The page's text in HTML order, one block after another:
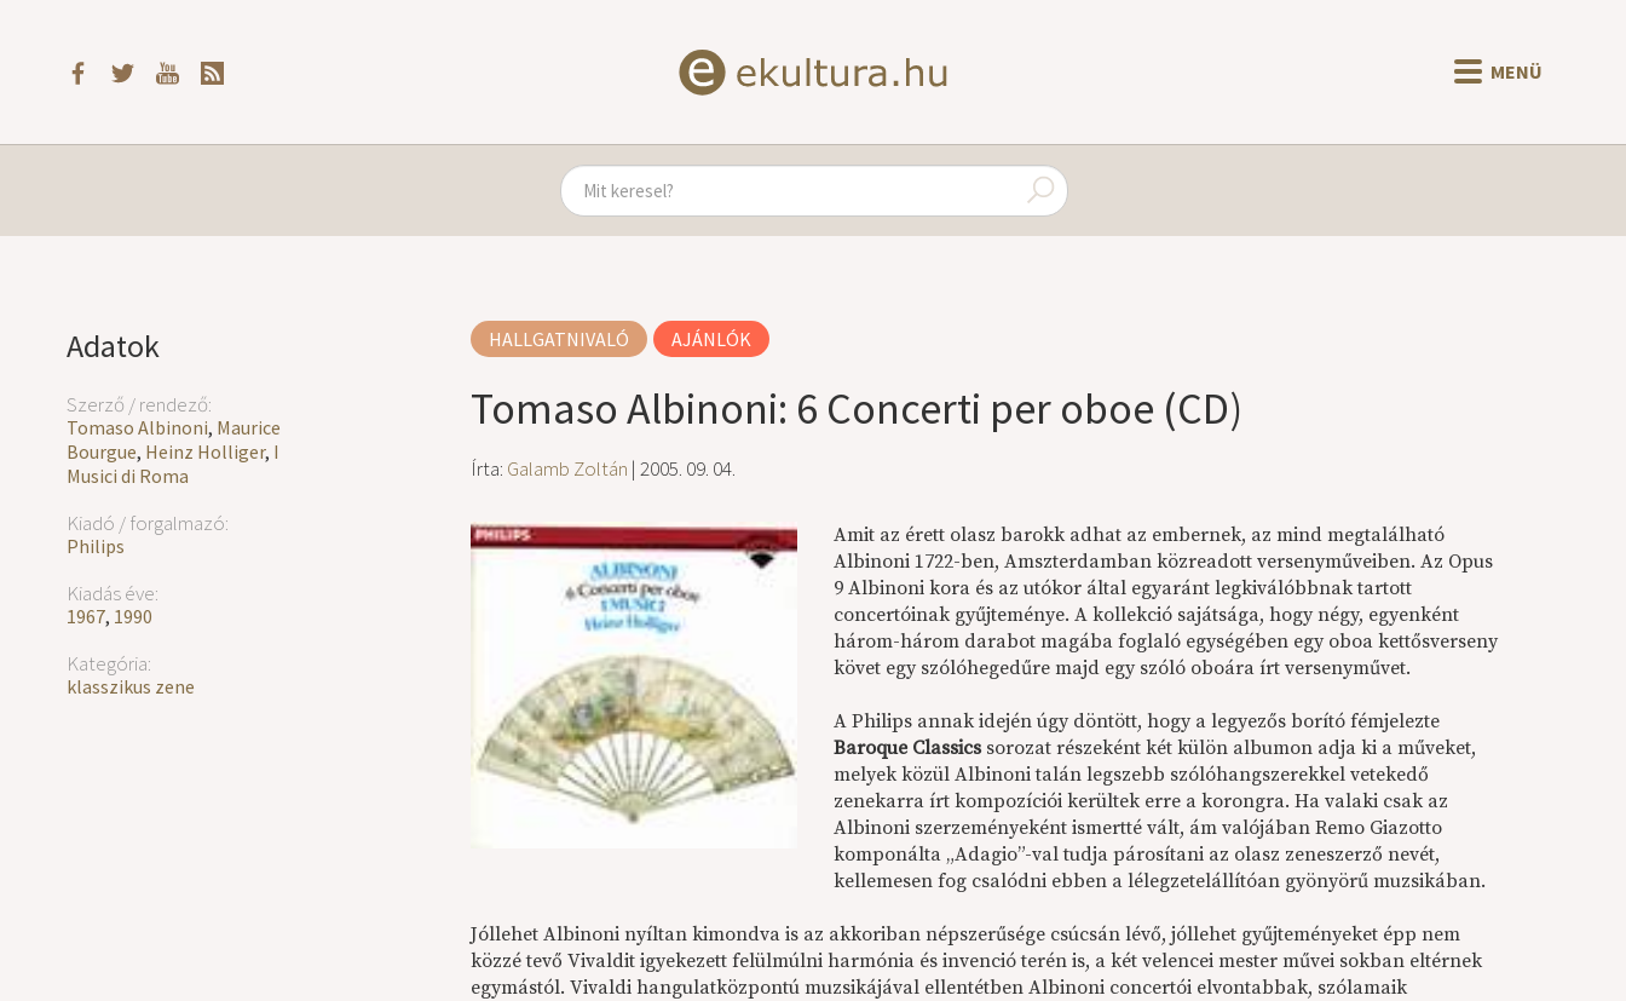
MENÜ
Adatok
Szerző / rendező:
Tomaso Albinoni, Maurice
Bourgue, Heinz Holliger, I
Musici di Roma
Kiadó / forgalmazó:
Philips
Kiadás éve:
1967, 1990
Kategória:
klasszikus zene
HALLGATNIVALÓ AJÁNLÓK
Tomaso Albinoni: 6 Concerti per oboe (CD)
Írta: Galamb Zoltán | 2005. 09. 04.
Amit az érett olasz barokk adhat az embernek, az mind megtalálható
Albinoni 1722-ben, Amszterdamban közreadott versenyműveiben. Az Opus
9 Albinoni kora és az utókor által egyaránt legkiválóbbnak tartott
concertóinak gyűjteménye. A kollekció sajátsága, hogy négy, egyenként
három-három darabot magába foglaló egységében egy oboa kettősverseny
követ egy szólóhegedűre majd egy szóló oboára írt versenyművet.
A Philips annak idején úgy döntött, hogy a legyezős borító fémjelezte
Baroque Classicssorozat részeként két külön albumon adja ki a műveket,
melyek közül Albinoni talán legszebb szólóhangszerekkel vetekedő
zenekarra írt kompozíciói kerültek erre a korongra. Ha valaki csak az
Albinoni szerzeményeként ismertté vált, ám valójában Remo Giazotto
komponálta „Adagio”-val tudja párosítani az olasz zeneszerző nevét,
kellemesen fog csalódni ebben a lélegzetelállítóan gyönyörű muzsikában.
Jóllehet Albinoni nyíltan kimondva is az akkoriban népszerűsége csúcsán lévő, jóllehet gyűjteményeket épp nem
közzé tevő Vivaldit igyekezett felülmúlni harmónia és invenció terén is, a két velencei mester művei sokban eltérnek
egymástól. Vivaldi hangulatközpontú muzsikájával ellentétben Albinoni concertói elvontabbak, szólamaik